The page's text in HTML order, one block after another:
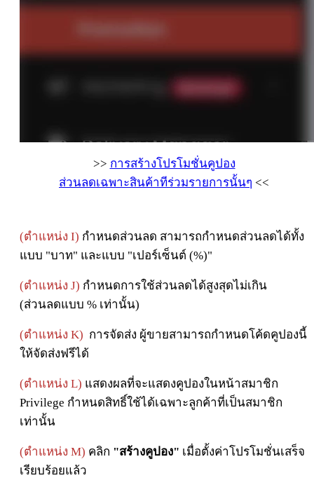
>> การสร้างโปรโมชั่นคูปอง
ส่วนลดเฉพาะสินค้าทีร่วมรายการนั้นๆ <<
(ตำแหน่ง I) กำหนดส่วนลด สามารถกำหนดส่วนลดได้ทั้ง
แบบ "บาท" และแบบ "เปอร์เซ็นต์ (%)"
(ตำแหน่ง J) กำหนดการใช้ส่วนลดได้สูงสุดไม่เกิน
(ส่วนลดแบบ % เท่านั้น)
(ตำแหน่ง K) การจัดส่ง ผู้ขายสามารถกำหนดโค้ดคูปองนี้
ให้จัดส่งฟรีได้
(ตำแหน่ง L) แสดงผลที่จะแสดงคูปองในหน้าสมาชิก
Privilege กำหนดสิทธิ์ใช้ได้เฉพาะลูกค้าที่เป็นสมาชิก
เท่านั้น
(ตำแหน่ง M) คลิก "สร้างคูปอง" เมื่อตั้งค่าโปรโมชั่นเสร็จ
เรียบร้อยแล้ว